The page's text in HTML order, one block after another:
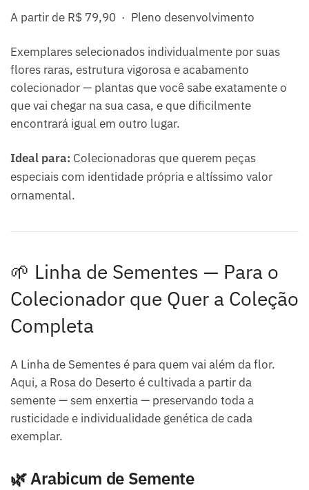
A partir de R$ 79,90 · Pleno desenvolvimento
Exemplares selecionados individualmente por suas
flores raras, estrutura vigorosa e acabamento
colecionador — plantas que você sabe exatamente o
que vai chegar na sua casa, e que dificilmente
encontrará igual em outro lugar.
Ideal para: Colecionadoras que querem peças
especiais com identidade própria e altíssimo valor
ornamental.
🌱 Linha de Sementes — Para o
Colecionador que Quer a Coleção
Completa
A Linha de Sementes é para quem vai além da flor.
Aqui, a Rosa do Deserto é cultivada a partir da
semente — sem enxertia — preservando toda a
rusticidade e individualidade genética de cada
exemplar.
🌿 Arabicum de Semente